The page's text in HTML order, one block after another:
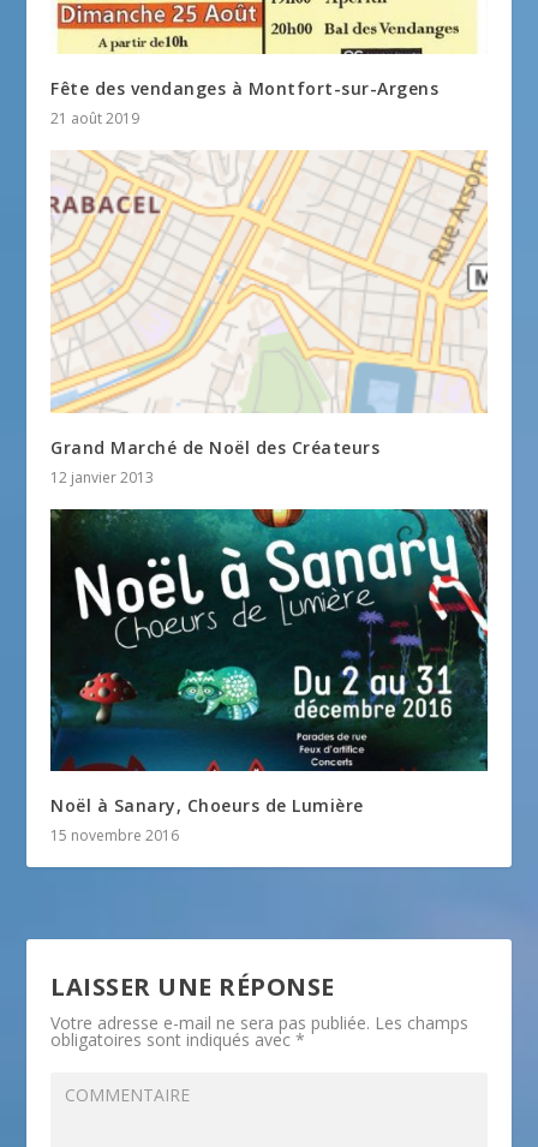
Fête des vendanges à Montfort-sur-Argens
21 août 2019
Grand Marché de Noël des Créateurs
12 janvier 2013
Noël à Sanary, Choeurs de Lumière
15 novembre 2016
LAISSER UNE RÉPONSE
Votre adresse e-mail ne sera pas publiée. Les champs
obligatoires sont indiqués avec*